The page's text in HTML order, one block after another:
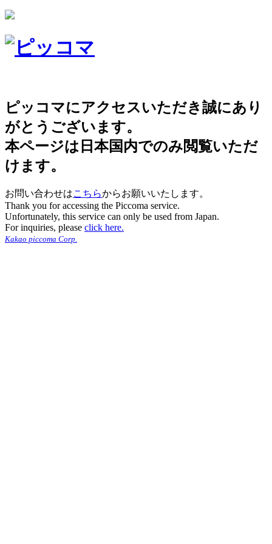
ピッコマにアクセスいただき誠にあり
がとうございます。
本ページは日本国内でのみ閲覧いただ
けます。
お問い合わせはこちらからお願いいたします。
Thank you for accessing the Piccoma service.
Unfortunately, this service can only be used from Japan.
For inquiries, please click here.
Kakao piccoma Corp.